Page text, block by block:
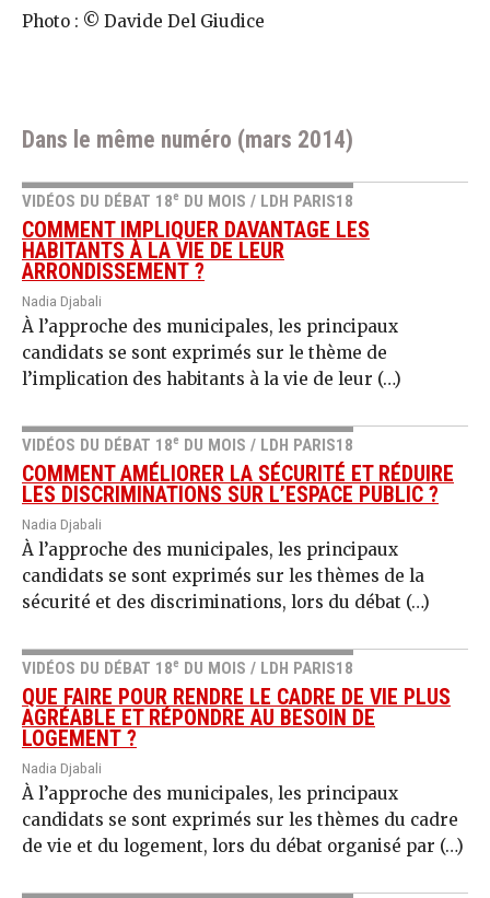
Photo : © Davide Del Giudice
Dans le même numéro (mars 2014)
VIDÉOS DU DÉBAT 18e DU MOIS / LDH PARIS18
COMMENT IMPLIQUER DAVANTAGE LES
HABITANTS À LA VIE DE LEUR
ARRONDISSEMENT ?
Nadia Djabali
À l’approche des municipales, les principaux
candidats se sont exprimés sur le thème de
l’implication des habitants à la vie de leur (…)
VIDÉOS DU DÉBAT 18e DU MOIS / LDH PARIS18
COMMENT AMÉLIORER LA SÉCURITÉ ET RÉDUIRE
LES DISCRIMINATIONS SUR L’ESPACE PUBLIC ?
Nadia Djabali
À l’approche des municipales, les principaux
candidats se sont exprimés sur les thèmes de la
sécurité et des discriminations, lors du débat (…)
VIDÉOS DU DÉBAT 18e DU MOIS / LDH PARIS18
QUE FAIRE POUR RENDRE LE CADRE DE VIE PLUS
AGRÉABLE ET RÉPONDRE AU BESOIN DE
LOGEMENT ?
Nadia Djabali
À l’approche des municipales, les principaux
candidats se sont exprimés sur les thèmes du cadre
de vie et du logement, lors du débat organisé par (…)